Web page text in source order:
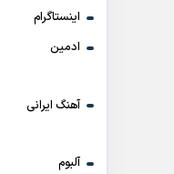
اینستاگرام
ادمین
آهنگ ایرانی
آلبوم